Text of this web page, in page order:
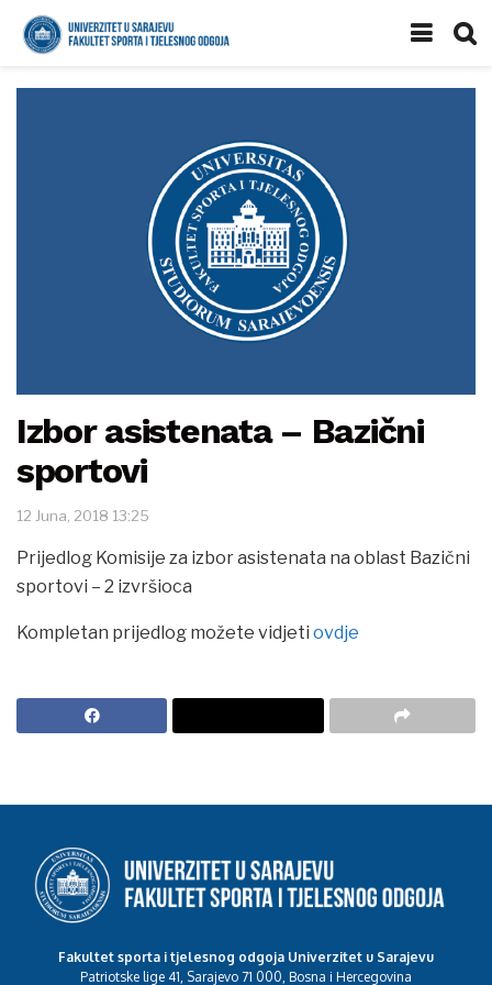
Izbor asistenata – Bazični
sportovi
12 Juna, 2018 13:25
Prijedlog Komisije za izbor asistenata na oblast Bazični
sportovi – 2 izvršioca
Kompletan prijedlog možete vidjeti ovdje
Fakultet sporta i tjelesnog odgoja Univerzitet u Sarajevu
Patriotske lige 41, Sarajevo 71 000, Bosna i Hercegovina